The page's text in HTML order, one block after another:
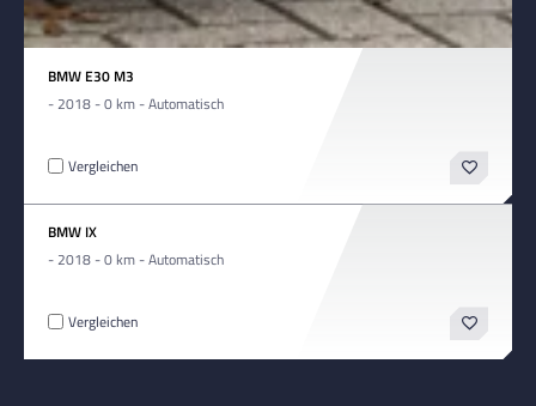
BMW E30 M3
- 2018 - 0 km - Automatisch
Vergleichen
BMW IX
- 2018 - 0 km - Automatisch
Vergleichen